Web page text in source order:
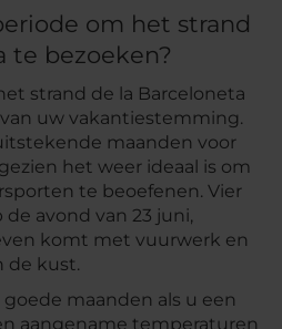
om het strand
te bezoeken?
strand de la Barceloneta
uw vakantiestemming.
maanden voor
het weer ideaal is om
te beoefenen. Vier
avond van 23 juni,
komt met vuurwerk en
de kust.
maanden als u een
aangename temperaturen